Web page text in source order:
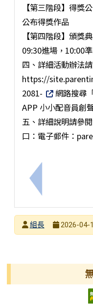
上一筆：臺南市
【第三階段】得獎
公布得獎作品
【第四階段】頒獎
09:30進場，10:00
四、詳細活動辦法
https://
2081-
網路搜尋
APP 小小配音員創
五、詳細說明請參
口：電子郵件：
發布者
組長
2026-04-